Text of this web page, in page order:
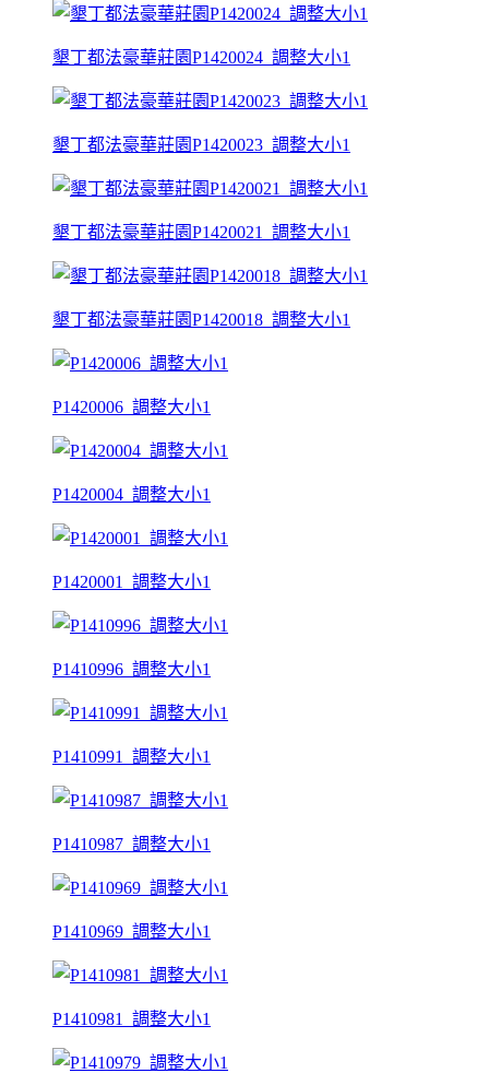
墾丁都法豪華莊園P1420024_調整大小1
墾丁都法豪華莊園P1420023_調整大小1
墾丁都法豪華莊園P1420021_調整大小1
墾丁都法豪華莊園P1420018_調整大小1
P1420006_調整大小1
P1420004_調整大小1
P1420001_調整大小1
P1410996_調整大小1
P1410991_調整大小1
P1410987_調整大小1
P1410969_調整大小1
P1410981_調整大小1